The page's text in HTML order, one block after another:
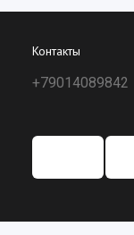
Контакты
+79014089842